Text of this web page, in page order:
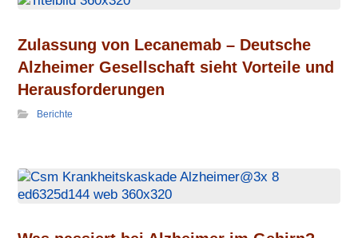
Zulassung von Lecanemab – Deutsche
Alzheimer Gesellschaft sieht Vorteile und
Herausforderungen
Berichte